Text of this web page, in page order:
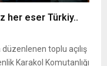
her eser Türkiy..
toplu açılış
Karakol Komutanlığı